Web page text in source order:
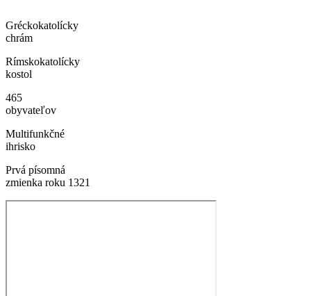
Gréckokatolícky
chrám
Rímskokatolícky
kostol
465
obyvateľov
Multifunkčné
ihrisko
Prvá písomná
zmienka roku 1321